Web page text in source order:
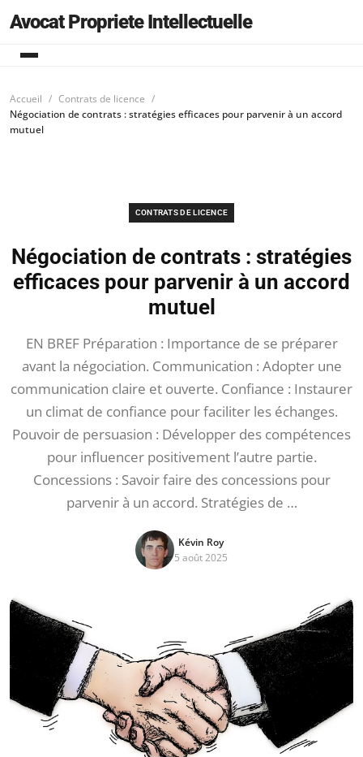
Avocat Propriete Intellectuelle
Accueil
Contrats de licence
Négociation de contrats : stratégies efficaces pour parvenir à un accord
mutuel
CONTRATS DE LICENCE
Négociation de contrats : stratégies
efficaces pour parvenir à un accord
mutuel
EN BREF Préparation : Importance de se préparer
avant la négociation. Communication : Adopter une
communication claire et ouverte. Confiance : Instaurer
un climat de confiance pour faciliter les échanges.
Pouvoir de persuasion : Développer des compétences
pour influencer positivement l’autre partie.
Concessions : Savoir faire des concessions pour
parvenir à un accord. Stratégies de …
Kévin Roy
5 août 2025